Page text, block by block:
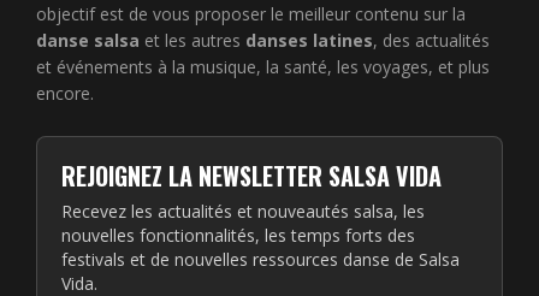
objectif est de vous proposer le meilleur contenu sur la
danse salsa et les autres danses latines, des actualités
et événements à la musique, la santé, les voyages, et plus
encore.
REJOIGNEZ LA NEWSLETTER SALSA VIDA
Recevez les actualités et nouveautés salsa, les
nouvelles fonctionnalités, les temps forts des
festivals et de nouvelles ressources danse de Salsa
Vida.